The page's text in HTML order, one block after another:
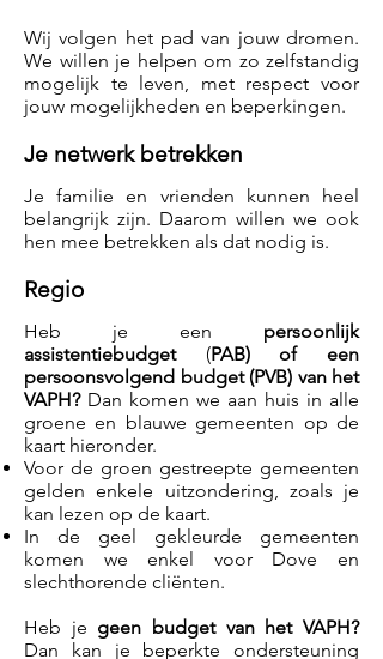
Wij volgen het pad van jouw dromen.
We willen je helpen om zo zelfstandig
mogelijk te leven, met respect voor
jouw mogelijkheden en beperkingen.
Je netwerk betrekken
Je familie en vrienden kunnen heel
belangrijk zijn. Daarom willen we ook
hen mee betrekken als dat nodig is.
Regio
Heb je een persoonlijk
assistentiebudget(PAB) of een
persoonsvolgend budget (PVB) van het
VAPH? Dan komen we aan huis in alle
groene en blauwe gemeenten op de
kaart hieronder.
Voor de groen gestreepte gemeenten
gelden enkele uitzondering, zoals je
kan lezen op de kaart.
In de geel gekleurde gemeenten
komen we enkel voor Dove en
slechthorende cliënten.
Heb je geen budget van het VAPH?
Dan kan je beperkte ondersteuning